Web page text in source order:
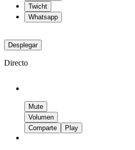
Twicht
Whatsapp
Desplegar
Directo
Mute
Volumen
Comparte
Play